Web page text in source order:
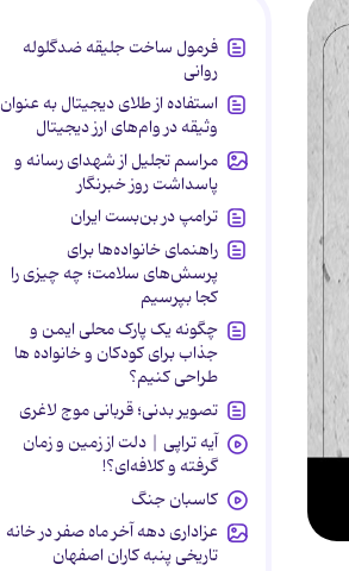
فرمول ساخت جلیقه ضدگلوله
روانی
استفاده از طلای دیجیتال به عنوان
وثیقه در وام‌های ارز دیجیتال
مراسم تجلیل از شهدای رسانه و
پاسداشت روز خبرنگار
ترامپ در بن‌بست ایران
راهنمای خانواده‌ها برای
پرسش‌های سلامت؛ چه چیزی را
کجا بپرسیم
چگونه یک پارک محلی ایمن و
جذاب برای کودکان و خانواده ها
طراحی کنیم؟
تصویر بدنی؛ قربانی موج لاغری
آیه تراپی | دلت از زمین و زمان
گرفته و کلافه‌ای؟!
کاسبان جنگ
عزاداری دهه آخر ماه صفر در خانه
تاریخی پنبه کاران اصفهان